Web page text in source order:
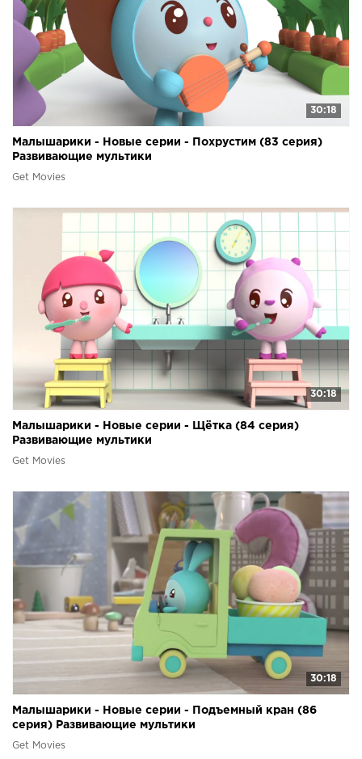
30:18
Малышарики - Новые серии - Похрустим (83 серия)
Развивающие мультики
Get Movies
30:18
Малышарики - Новые серии - Щётка (84 серия)
Развивающие мультики
Get Movies
30:18
Малышарики - Новые серии - Подъемный кран (86
серия) Развивающие мультики
Get Movies